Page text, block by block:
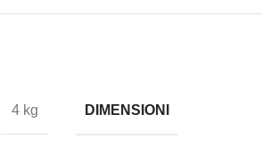
4 kg DIMENSIONI